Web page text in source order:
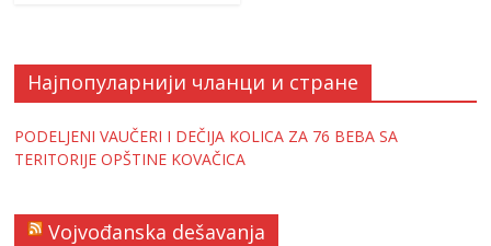
Најпопуларнији чланци и стране
PODELJENI VAUČERI I DEČIJA KOLICA ZA 76 BEBA SA
TERITORIJE OPŠTINE KOVAČICA
Vojvođanska dešavanja